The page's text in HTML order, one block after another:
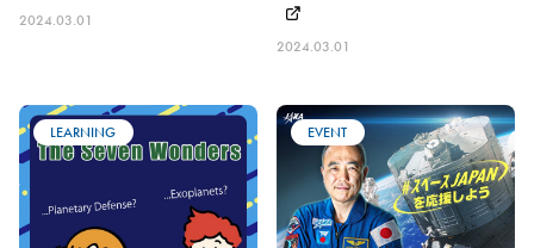
2024.03.01
2024.03.01
LEARNING EVENT